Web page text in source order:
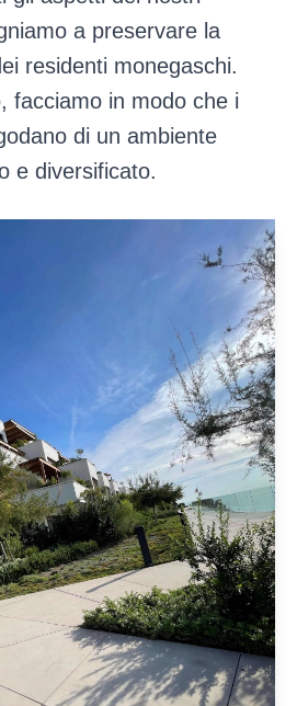
a preservare la
residenti monegaschi.
facciamo in modo che i
di un ambiente
e diversificato.